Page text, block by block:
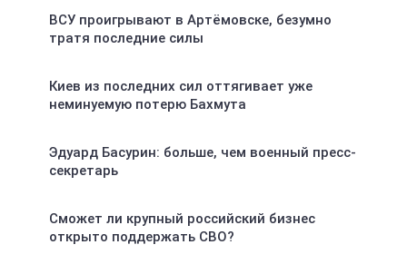
ВСУ проигрывают в Артёмовске, безумно
тратя последние силы
Киев из последних сил оттягивает уже
неминуемую потерю Бахмута
Эдуард Басурин: больше, чем военный пресс-
секретарь
Сможет ли крупный российский бизнес
открыто поддержать СВО?